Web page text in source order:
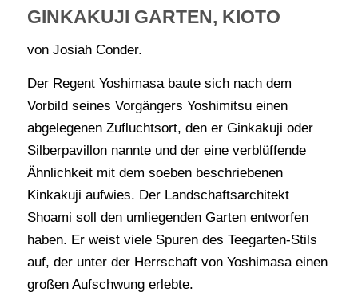
GINKAKUJI GARTEN, KIOTO
von Josiah Conder.
Der Regent Yoshimasa baute sich nach dem
Vorbild seines Vorgängers Yoshimitsu einen
abgelegenen Zufluchtsort, den er Ginkakuji oder
Silberpavillon nannte und der eine verblüffende
Ähnlichkeit mit dem soeben beschriebenen
Kinkakuji aufwies. Der Landschaftsarchitekt
Shoami soll den umliegenden Garten entworfen
haben. Er weist viele Spuren des Teegarten-Stils
auf, der unter der Herrschaft von Yoshimasa einen
großen Aufschwung erlebte.